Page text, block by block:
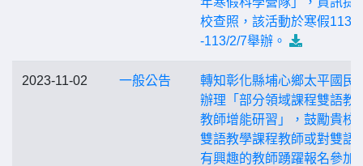
校查照，該活動於寒假113/
-113/2/7舉辦。
2023-11-02 一般公告
轉知彰化縣埔心鄉太平國民
辦理「部分領域課程雙語教
教師增能研習」，鼓勵貴校
雙語教學課程教師或對雙語
有興趣的教師踴躍報名參加